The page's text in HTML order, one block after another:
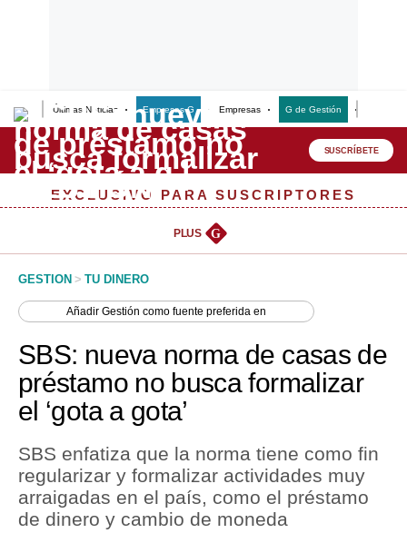
Últimas Noticias Empresas G Empresas G de Gestión
Lo último
Peru Quiosco
Management & Empleo
Perú
Política
Finanzas Personales
Inmobiliarias
SUSCRÍBETE
EXCLUSIVO PARA SUSCRIPTORES
PLUS G
GESTION > TU DINERO
AñadirGestión como fuente preferida en
SBS: nueva norma de casas de
préstamo no busca formalizar
el ‘gota a gota’
SBS enfatiza que la norma tiene como fin
regularizar y formalizar actividades muy
arraigadas en el país, como el préstamo
de dinero y cambio de moneda